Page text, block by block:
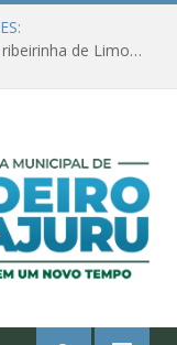
Ações de combate à Covid-19 na região ribeirinha de Limoeiro do Ajuru continuam